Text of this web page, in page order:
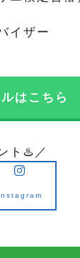
イザー
はこちら
ト♨️／